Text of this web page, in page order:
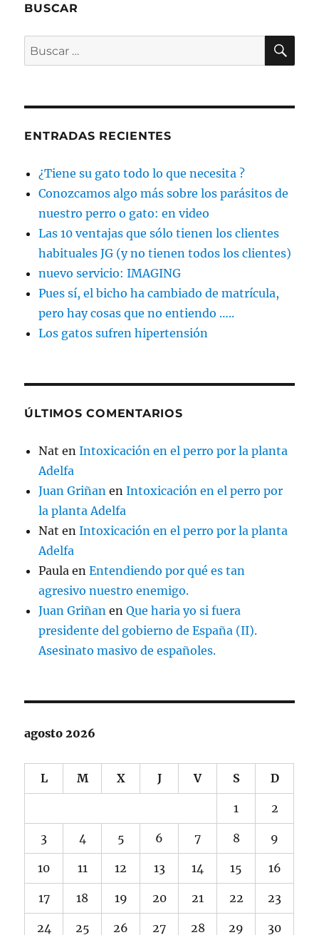
BUSCAR
Buscar
por:
ENTRADAS RECIENTES
¿Tiene su gato todo lo que necesita ?
Conozcamos algo más sobre los parásitos de
nuestro perro o gato: en video
Las 10 ventajas que sólo tienen los clientes
habituales JG (y no tienen todos los clientes)
nuevo servicio: IMAGING
Pues sí, el bicho ha cambiado de matrícula,
pero hay cosas que no entiendo …..
Los gatos sufren hipertensión
ÚLTIMOS COMENTARIOS
Nat enIntoxicación en el perro por la planta
Adelfa
Juan Griñan enIntoxicación en el perro por
la planta Adelfa
Nat enIntoxicación en el perro por la planta
Adelfa
Paula enEntendiendo por qué es tan
agresivo nuestro enemigo.
Juan Griñan enQue haria yo si fuera
presidente del gobierno de España (II).
Asesinato masivo de españoles.
agosto 2026
L M X J V S D
1 2
3 4 5 6 7 8 9
10 11 12 13 14 15 16
17 18 19 20 21 22 23
24 25 26 27 28 29 30